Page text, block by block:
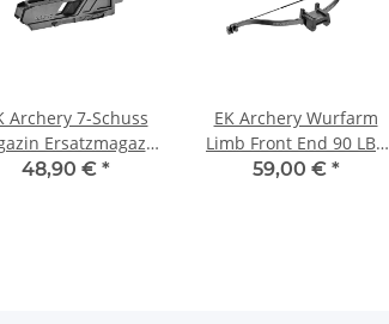
Archery 7-Schuss
Ersatzmagazin
Armbrust Revo 7
48,90 € *
EK Archery Wurfarm
Limb Front End 90 LBS
für Armbrust Revo 7
59,00 € *